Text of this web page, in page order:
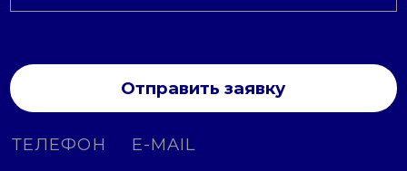
Отправить заявку
ТЕЛЕФОН E-MAIL